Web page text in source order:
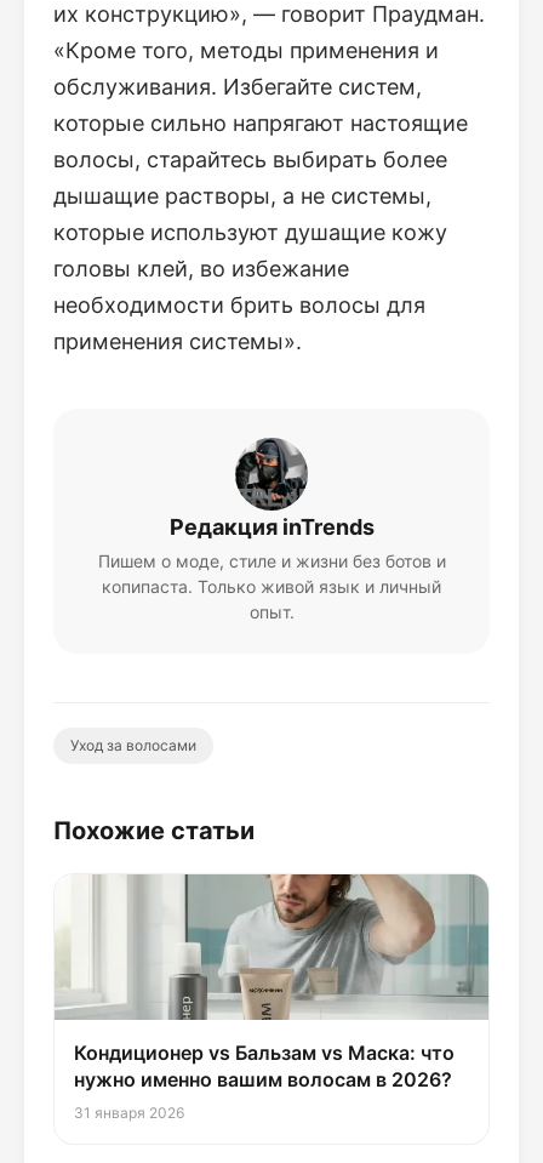
их конструкцию», — говорит Праудман.
«Кроме того, методы применения и
обслуживания. Избегайте систем,
которые сильно напрягают настоящие
волосы, старайтесь выбирать более
дышащие растворы, а не системы,
которые используют душащие кожу
головы клей, во избежание
необходимости брить волосы для
применения системы».
Редакция inTrends
Пишем о моде, стиле и жизни без ботов и
копипаста. Только живой язык и личный
опыт.
Уход за волосами
Похожие статьи
Кондиционер vs Бальзам vs Маска: что
нужно именно вашим волосам в 2026?
31 января 2026